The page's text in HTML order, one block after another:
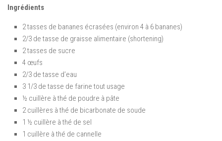
Ingrédients
2 tasses de bananes écrasées (environ 4 à 6 bananes)
2/3 de tasse de graisse alimentaire (shortening)
2 tasses de sucre
4 œufs
2/3 de tasse d’eau
3 1/3 de tasse de farine tout usage
½ cuillère à thé de poudre à pâte
2 cuillères à thé de bicarbonate de soude
1 ½ cuillère à thé de sel
1 cuillère à thé de cannelle